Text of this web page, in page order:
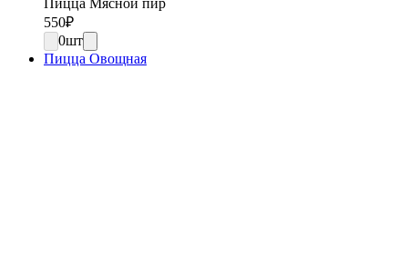
Пицца Мясной пир
550₽
0шт
Пицца Овощная